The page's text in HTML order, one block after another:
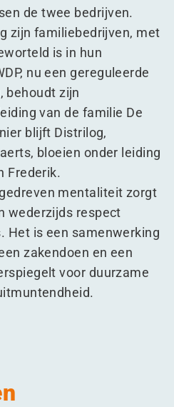
de twee bedrijven.
zijn familiebedrijven, met
is in hun
nu een gereguleerde
behoudt zijn
van de familie De
blijft Distrilog,
bloeien onder leiding
Frederik.
mentaliteit zorgt
wederzijds respect
Het is een samenwerking
zakendoen en een
voor duurzame